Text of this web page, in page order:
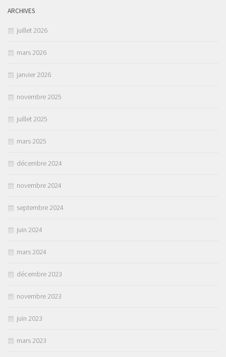
ARCHIVES
juillet 2026
mars 2026
janvier 2026
novembre 2025
juillet 2025
mars 2025
décembre 2024
novembre 2024
septembre 2024
juin 2024
mars 2024
décembre 2023
novembre 2023
juin 2023
mars 2023